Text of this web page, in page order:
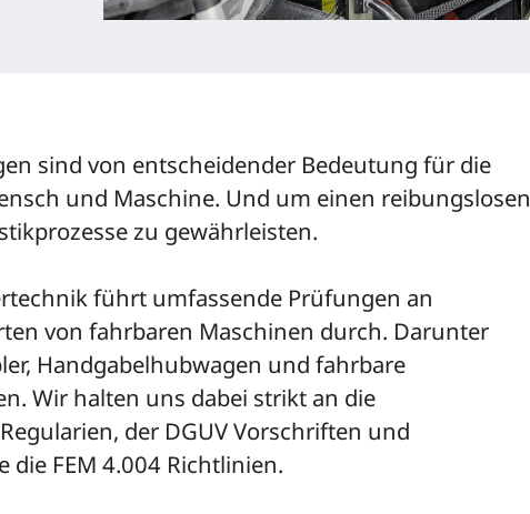
sind von entscheidender Bedeutung für die
und Maschine. Und um einen reibungslosen
zu gewährleisten.
führt umfassende Prüfungen an
von fahrbaren Maschinen durch. Darunter
Handgabelhubwagen und fahrbare
Wir halten uns dabei strikt an die
der DGUV Vorschriften und
die FEM 4.004 Richtlinien.